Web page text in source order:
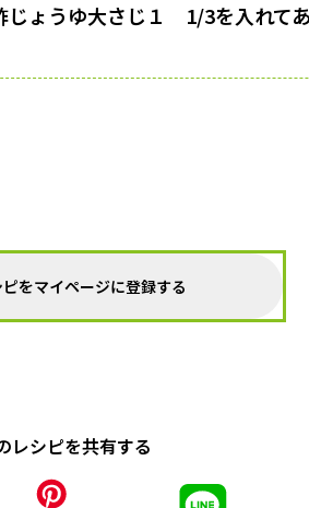
じょうゆ大さじ１ 1/3を入れて
をマイページに登録する
レシピを共有する